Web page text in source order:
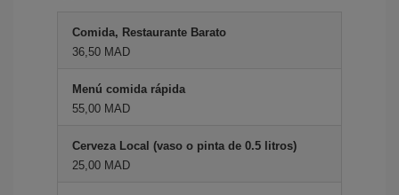
Comida, Restaurante Barato
36,50 MAD
Menú comida rápida
55,00 MAD
Cerveza Local (vaso o pinta de 0.5 litros)
25,00 MAD